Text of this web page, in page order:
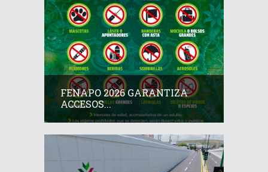
FENAPO 2026 GARANTIZA
ACCESOS...